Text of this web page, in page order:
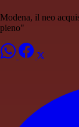
Modena, il neo
pieno"